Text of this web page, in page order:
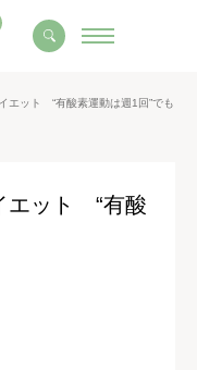
エット “有酸素運動は週1回”でも
エット “有酸